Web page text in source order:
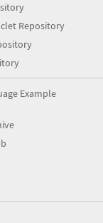
Repository
Example